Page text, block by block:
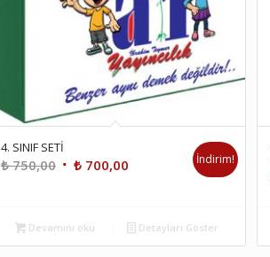
4. SINIF SETİ
₺750,00 Orijinal
₺ 700,00
₺ 700,00.
İndirim!
Devamını oku Detayları Göster